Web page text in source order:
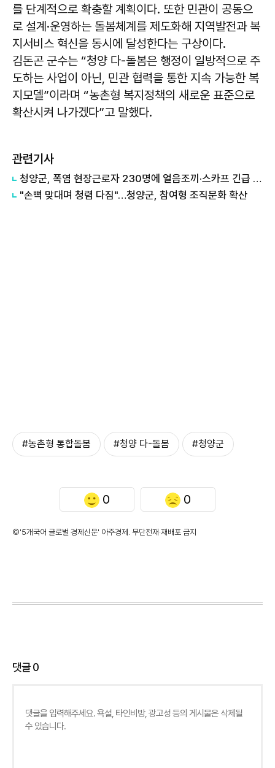
를 단계적으로 확충할 계획이다. 또한 민관이 공동으
로 설계·운영하는 돌봄체계를 제도화해 지역발전과 복
지서비스 혁신을 동시에 달성한다는 구상이다.
김돈곤 군수는 “청양 다-돌봄은 행정이 일방적으로 주
도하는 사업이 아닌, 민관 협력을 통한 지속 가능한 복
지모델”이라며 “농촌형 복지정책의 새로운 표준으로
확산시켜 나가겠다”고 말했다.
관련기사
청양군, 폭염 현장근로자 230명에 얼음조끼·스카프 긴급 지원
"손뼉 맞대며 청렴 다짐"…청양군, 참여형 조직문화 확산
#농촌형 통합돌봄 #청양 다-돌봄 #청양군
0 0
©'5개국어 글로벌 경제신문' 아주경제. 무단전재·재배포 금지
댓글0